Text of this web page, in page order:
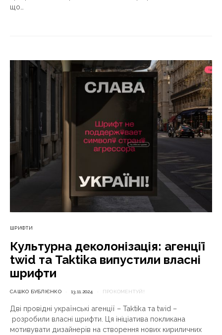
що…
ШРИФТИ
Культурна деколонізація: агенції
twid та Taktika випустили власні
шрифти
САШКО БУБЛІЄНКО 13.11.2024 ПРОКОМЕНТУЙ!
Дві провідні українські агенції – Taktika та twid –
розробили власні шрифти. Ця ініціатива покликана
мотивувати дизайнерів на створення нових кириличних